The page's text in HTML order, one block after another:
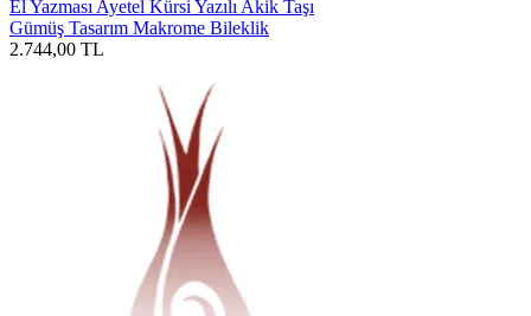
El Yazması Ayetel Kürsi Yazılı Akik Taşı
Gümüş Tasarım Makrome Bileklik
2.744,00 TL